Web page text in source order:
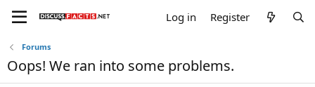
Log in Register
Forums
Oops! We ran into some problems.